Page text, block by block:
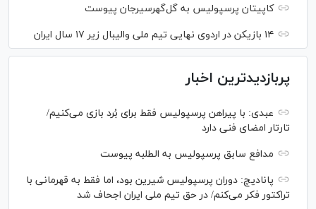
کاپیتان پرسپولیس به گل‌گهرسیرجان پیوست
۱۴ بازیکن در اردوی نهایی تیم ملی والیبال زیر ۱۷ سال ایران
پربازدیدترین اخبار
عبدی: با پیراهن پرسپولیس فقط برای بُرد بازی می‌کنیم/
تارتار امضای فنی دارد
مدافع سابق پرسپولیس به الطلبه پیوست
پانادیچ: دوران پرسپولیس شیرین بود، اما فقط به قهرمانی با
تراکتور فکر می‌کنم/ در حق تیم ملی ایران اجحاف شد